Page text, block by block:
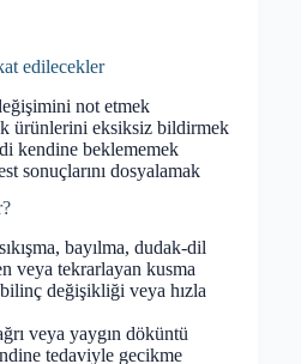
edilecekler
not etmek
ürünlerini eksiksiz bildirmek
kendine beklememek
sonuçlarını dosyalamak
bayılma, dudak-dil
veya tekrarlayan kusma
bilinç değişikliği veya hızla
veya yaygın döküntü
tedaviyle gecikme